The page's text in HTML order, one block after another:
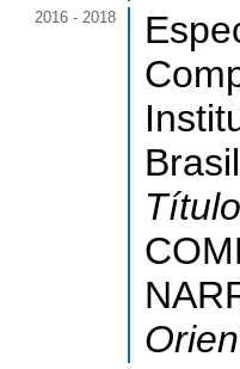
2016 - 2018